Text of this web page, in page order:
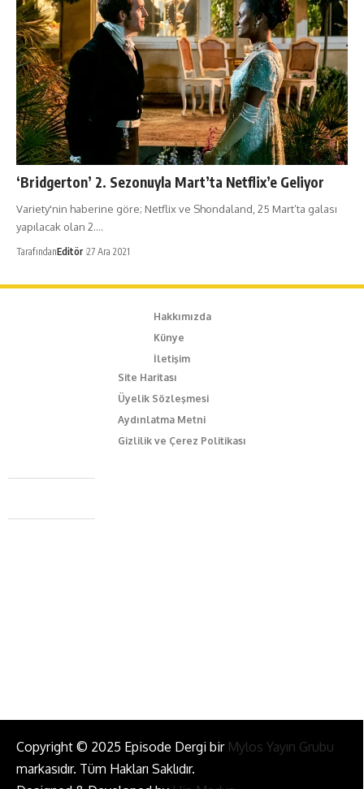
‘Bridgerton’ 2. Sezonuyla Mart’ta Netflix’e Geliyor
Variety'nin haberine göre; Netflix ve Shondaland, 25 Mart’ta galası
yapılacak olan 2.…
TarafındanEditör 27 Ara 2021
Hakkımızda
Künye
İletişim
Site Haritası
Üyelik Sözleşmesi
Aydınlatma Metni
Gizlilik ve Çerez Politikası
Caferağa Mah. Dr. Şakir Paşa Sok. No3/A Kadıköy İstanbul
+90 543 345 46 00
Copyright © 2025 Episode Dergi bir Mylos Yayın Grubu
markasıdır. Tüm Hakları Saklıdır.